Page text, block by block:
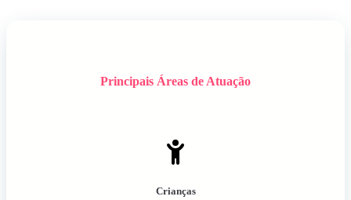
Principais Áreas de Atuação
Crianças